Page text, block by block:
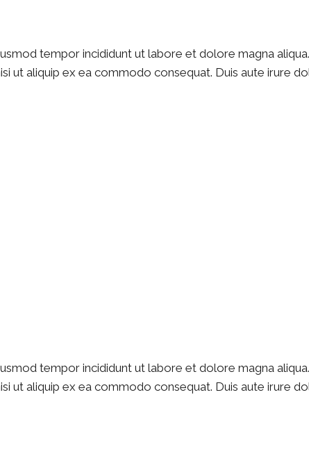
tempor incididunt ut labore et dolore magna
ut aliquip ex ea commodo consequat. Duis aute irure
tempor incididunt ut labore et dolore magna
ut aliquip ex ea commodo consequat. Duis aute irure